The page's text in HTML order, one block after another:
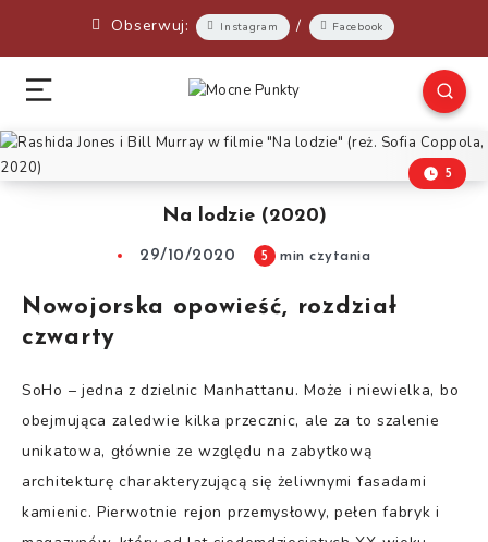
Obserwuj: Instagram / Facebook
5
Na lodzie (2020)
29/10/2020 5 min czytania
Nowojorska opowieść, rozdział
czwarty
SoHo – jedna z dzielnic Manhattanu. Może i niewielka, bo
obejmująca zaledwie kilka przecznic, ale za to szalenie
unikatowa, głównie ze względu na zabytkową
architekturę charakteryzującą się żeliwnymi fasadami
kamienic. Pierwotnie rejon przemysłowy, pełen fabryk i